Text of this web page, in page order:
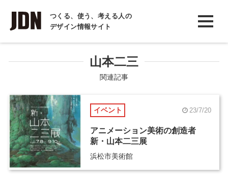
つくる、使う、考える人の
デザイン情報サイト
INTERVIEW
インタビュー
COLUMN
コラム
山本二三
関連記事
イベント 23/7/20
アニメーション美術の創造者
新・山本二三展
浜松市美術館